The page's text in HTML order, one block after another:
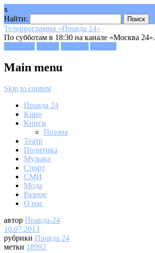
x
Найти:
Телепрограмма «Правда 24»
По субботам в 18:30 на канале «Москва 24».
Main menu
Skip to content
Правда 24
Кино
Книги
Поэзия
Театр
Политика
Музыка
Спорт
СМИ
Мода
Разное
О нас
автор Правда-24
10.07.2013
рубрики Правда 24
метки 18992